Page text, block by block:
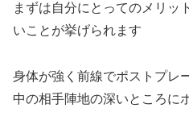
まずは自分にとってのメリッ
いことが挙げられます
身体が強く前線でポストプレ
中の相手陣地の深いところに